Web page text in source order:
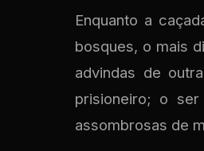
Enquanto a
bosques, o mais
advindas de
prisioneiro; o
assombrosas de